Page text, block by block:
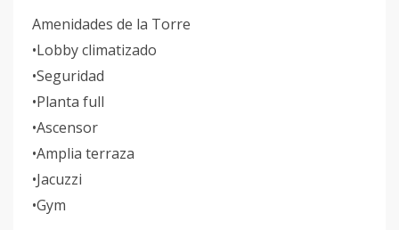
Amenidades de la Torre
•Lobby climatizado
•Seguridad
•Planta full
•Ascensor
•Amplia terraza
•Jacuzzi
•Gym